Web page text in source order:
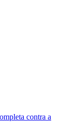
contra a